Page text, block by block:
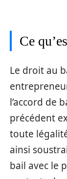
Ce
Le droit au
l’accord de
précédent
toute
ainsi
bail avec le